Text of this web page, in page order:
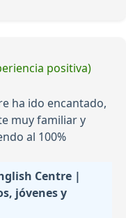
positiva)
ha ido encantado,
muy familiar y
al 100%
Centre |
jóvenes y